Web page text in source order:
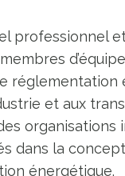
professionnel
réglementation
et aux
organisations
dans la
énergétique.